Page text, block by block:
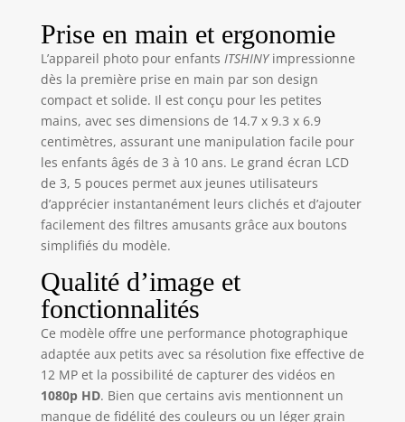
Noël Nouvel
an Jouets.
nouvelle version
améliore
considérablement
la définition des
photos (HD 1080p/
720p vidéo et 8MP/
5MP/ photos 3MP.)
Il va augmenter la
créativité de votre
enfant et
enregistre chaque
perspective. 【
haute capacité de
32 Go 】 Les
nouveaux
appareils photo et
caméscopes pour
Prise en main et ergonomie
L’appareil photo pour enfants ITSHINYimpressionne
dès la première prise en main par son design
compact et solide. Il est conçu pour les petites
mains, avec ses dimensions de 14.7 x 9.3 x 6.9
centimètres, assurant une manipulation facile pour
les enfants âgés de 3 à 10 ans. Le grand écran LCD
de 3, 5 pouces permet aux jeunes utilisateurs
d’apprécier instantanément leurs clichés et d’ajouter
facilement des filtres amusants grâce aux boutons
simplifiés du modèle.
Qualité d’image et
fonctionnalités
Ce modèle offre une performance photographique
adaptée aux petits avec sa résolution fixe effective de
12 MP et la possibilité de capturer des vidéos en
1080p HD. Bien que certains avis mentionnent un
manque de fidélité des couleurs ou un léger grain